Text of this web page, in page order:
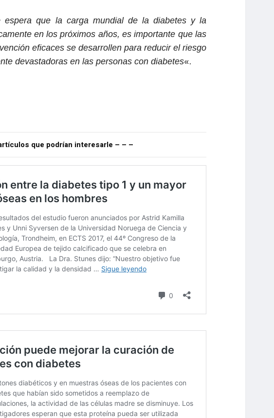
espera que la carga mundial de la diabetes y la
en los próximos años, es importante que las
eficaces se desarrollen para reducir el riesgo
devastadoras en las personas con diabetes«.
que podrían interesarle – – –